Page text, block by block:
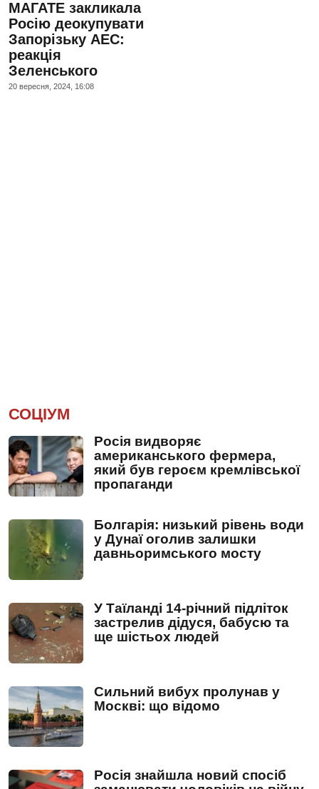
МАГАТЕ закликала
Росію деокупувати
Запорізьку АЕС:
реакція
Зеленського
20 вересня, 2024, 16:08
СОЦІУМ
Росія видворяє
американського фермера,
який був героєм кремлівської
пропаганди
Болгарія: низький рівень води
у Дунаї оголив залишки
давньоримського мосту
У Таїланді 14-річний підліток
застрелив дідуся, бабусю та
ще шістьох людей
Сильний вибух пролунав у
Москві: що відомо
Росія знайшла новий спосіб